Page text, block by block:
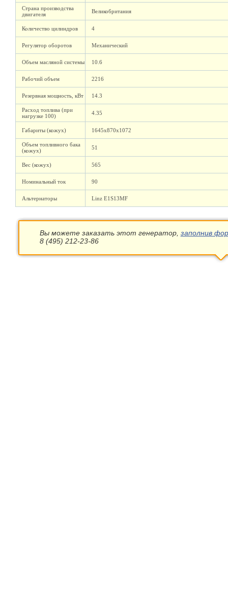
Страна производства
двигателя
Великобритания
Количество цилиндров 4
Регулятор оборотов Механический
Объем масляной системы 10.6
Рабочий объем 2216
Резервная мощность, кВт 14.3
Расход топлива (при
нагрузке 100)
4.35
Габариты (кожух) 1645х870х1072
Объем топливного бака
(кожух)
51
Вес (кожух) 565
Номинальный ток 90
Альтернаторы Linz E1S13MF
Вы можете заказать этот генератор, заполнив
8 (495) 212-23-86